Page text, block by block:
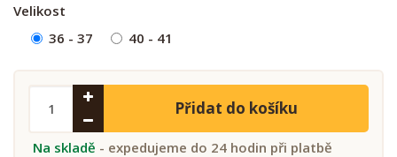
Velikost
36 - 37
40 - 41
Přidat do košíku
Na skladě - expedujeme do 24 hodin při platbě